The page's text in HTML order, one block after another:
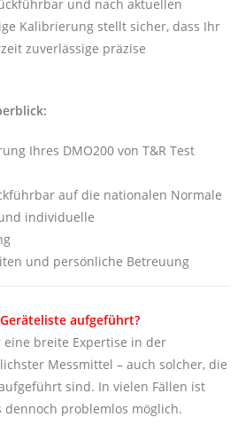
und nach aktuellen
Kalibrierung stellt sicher, dass Ihr
zuverlässige präzise
Ihres DMO200 von T&R Test
auf die nationalen Normale
individuelle
und persönliche Betreuung
aufgeführt?
breite Expertise in der
Messmittel – auch solcher, die
sind. In vielen Fällen ist
problemlos möglich.